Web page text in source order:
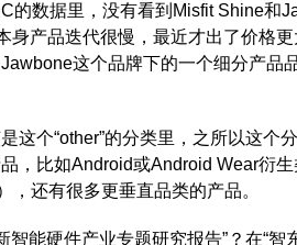
的数据里，没有看到Misfit Shine和
身产品迭代很慢，最近才出了价格
这个品牌下的一个细分产品
这个“other”的分类里，之所以这个
，比如Android或Android Wear衍
，还有很多更垂直品类的产品。
智能硬件产业专题研究报告”？在“智